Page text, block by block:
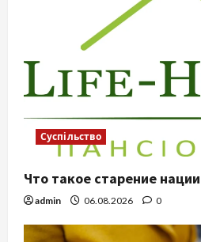
Суспільство
Что такое старение нации
admin 06.08.2026 0